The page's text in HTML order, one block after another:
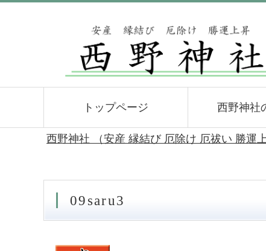
トップページ 西野神社
西野神社 （安産 縁結び 厄除け 厄祓い 勝運上
09saru3